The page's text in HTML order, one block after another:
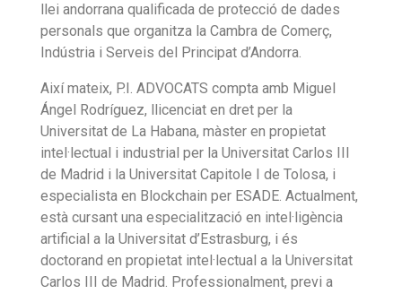
llei andorrana qualificada de protecció de dades
personals que organitza la Cambra de Comerç,
Indústria i Serveis del Principat d’Andorra.
Així mateix, P.I. ADVOCATS compta amb Miguel
Ángel Rodríguez, llicenciat en dret per la
Universitat de La Habana, màster en propietat
intel·lectual i industrial per la Universitat Carlos III
de Madrid i la Universitat Capitole I de Tolosa, i
especialista en Blockchain per ESADE. Actualment,
està cursant una especialització en intel·ligència
artificial a la Universitat d’Estrasburg, i és
doctorand en propietat intel·lectual a la Universitat
Carlos III de Madrid. Professionalment, previ a